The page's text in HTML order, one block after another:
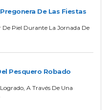
De Las Fiestas
De Piel Durante La Jornada De
Pesquero Robado
A Través De Una